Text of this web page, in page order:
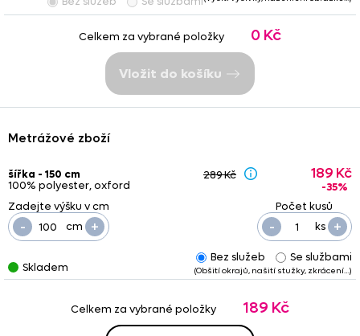
Celkem za vybrané položky 0 Kč
Vložit do košíku
Metrážové zboží
šířka - 150 cm
100% polyester, oxford
cm +
- ks +
-
289 Kč 189 Kč
-35%
Skladem
Bez služeb Se službami
(Obšití okrajů, našití stužky, zkrácení…)
Celkem za vybrané položky 189 Kč